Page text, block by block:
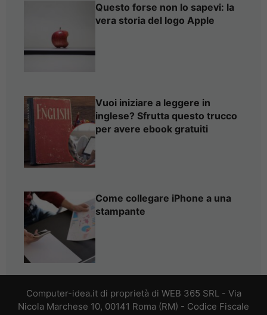
Questo forse non lo sapevi: la
vera storia del logo Apple
Vuoi iniziare a leggere in
inglese? Sfrutta questo trucco
per avere ebook gratuiti
Come collegare iPhone a una
stampante
Computer-idea.it di proprietà di WEB 365 SRL - Via
Nicola Marchese 10, 00141 Roma (RM) - Codice Fiscale